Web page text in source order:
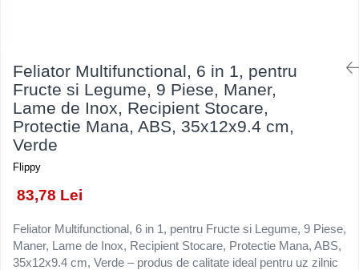
Accesorii Ingrijire Casa
Cutii depozitare
Diverse Casa
Incalzire si climatizare
Lumanari
Maturi, Perii, Mopuri si Galeti
Produse ingrijire incaltaminte
Radiatoare si Seminee electrice
Banda adeziva
Confetti
Costume si Deghizare
Seturi si Arcade Baloane
Tematica Nunta
Liniar / Sir
Ornamente Brad
Suport Decorativ Lumanare
Kendama Super Sticky V2 Cupe
Mari
Feliator Multifunctional, 6 in 1, pentru
Fructe si Legume, 9 Piese, Maner,
Lame de Inox, Recipient Stocare,
Protectie Mana, ABS, 35x12x9.4 cm,
Verde
Flippy
83,78 Lei
Feliator Multifunctional, 6 in 1, pentru Fructe si Legume, 9 Piese,
Maner, Lame de Inox, Recipient Stocare, Protectie Mana, ABS,
35x12x9.4 cm, Verde – produs de calitate ideal pentru uz zilnic